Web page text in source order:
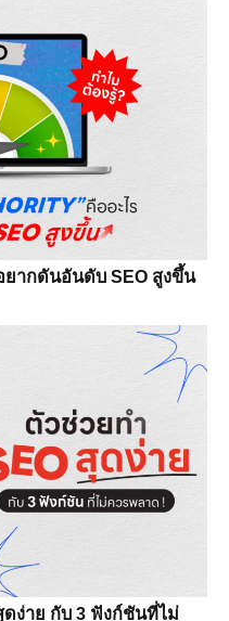
ยากดันอันดับ SEO สูงขึ้น
ดง่าย กับ 3 ฟังก์ชันที่ไม่